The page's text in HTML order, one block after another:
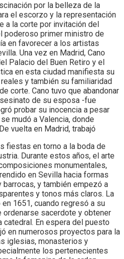
por la belleza de la
el escorzo y la representación
a la corte por invitación del
poderoso primer ministro de
en favorecer a los artistas
Una vez en Madrid, Cano
Palacio del Buen Retiro y el
en esta ciudad manifiesta su
y también su familiaridad
corte. Cano tuvo que abandonar
de su esposa -fue
probar su inocencia a pesar
mudó a Valencia, donde
vuelta en Madrid, trabajó
fiestas en torno a la boda de
Durante estos años, el arte
monumentales,
en Sevilla hacia formas
y también empezó a
y tonos más claros. La
1651, cuando regresó a su
ordenarse sacerdote y obtener
catedral. En espera del puesto
en numerosos proyectos para la
iglesias, monasterios y
los pertenecientes